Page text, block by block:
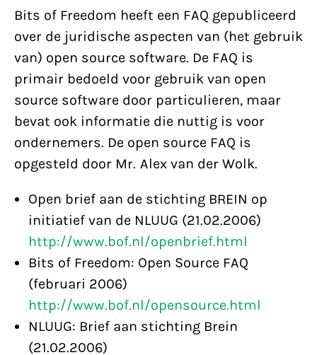
Bits of Freedom heeft een FAQ gepubliceerd
over de juridische aspecten van (het gebruik
van) open source software. De FAQ is
primair bedoeld voor gebruik van open
source software door particulieren, maar
bevat ook informatie die nuttig is voor
ondernemers. De open source FAQ is
opgesteld door Mr. Alex van der Wolk.
Open brief aan de stichting BREIN op
initiatief van de NLUUG (21.02.2006)
http://www.bof.nl/openbrief.html
Bits of Freedom: Open Source FAQ
(februari 2006)
http://www.bof.nl/opensource.html
NLUUG: Brief aan stichting Brein
(21.02.2006)